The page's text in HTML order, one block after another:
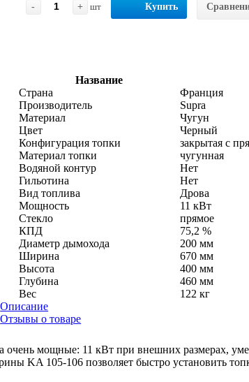
-
+ шт Купить
Название
Страна
Франция
Производитель
Supra
Материал
Чугун
Цвет
Черный
Конфигурация топки
закрытая с
Материал топки
чугунная
Водяной контур
Нет
Гильотина
Нет
Вид топлива
Дрова
Мощность
11 кВт
Стекло
прямое
КПД
75,2 %
Диаметр дымохода
200 мм
Ширина
670 мм
Высота
400 мм
Глубина
460 мм
Вес
122 кг
Описание
Отзывы о товаре
очень мощные: 11 кВт при внешних размерах,
KA 105-106 позволяет быстро установить